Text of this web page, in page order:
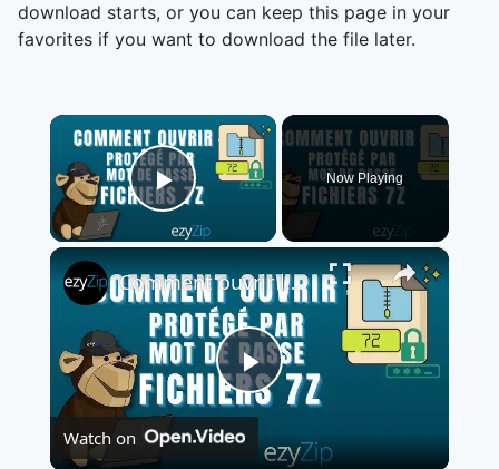
download starts, or you can keep this page in your
favorites if you want to download the file later.
×
Play Video
Now Playing
×
Play
Video
Comment ouvrir les fichiers 7Z protégés par mot de passe (Guide simple)
Watch on